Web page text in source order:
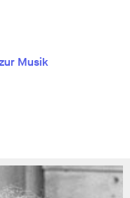
Musik